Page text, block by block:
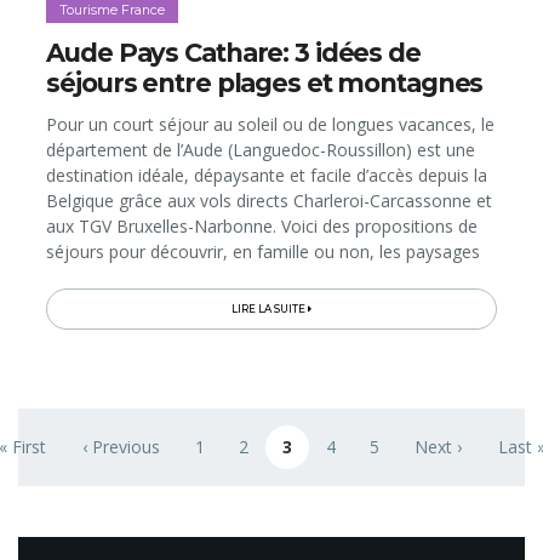
Tourisme France
Aude Pays Cathare: 3 idées de
séjours entre plages et montagnes
Pour un court séjour au soleil ou de longues vacances, le
département de l’Aude (Languedoc-Roussillon) est une
destination idéale, dépaysante et facile d’accès depuis la
Belgique grâce aux vols directs Charleroi-Carcassonne et
aux TGV Bruxelles-Narbonne. Voici des propositions de
séjours pour découvrir, en famille ou non, les paysages
méditerranéennes et Pyrénées audoises…
LIRE LA SUITE
page
First Previous page
‹ Previous Page
1 Page
2 Page courante
3 Page
4 Page
5 Next page
Next › Last
Last